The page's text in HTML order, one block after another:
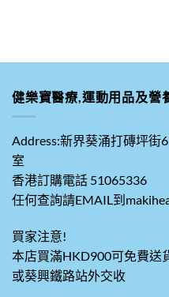
健樂寶醫療,運動用品及營
Address:新界葵涌打磚坪街
室
香港訂購電話 51065336
任何查詢請EMAIL到
買家注意!
本店買滿HKD900可免費送
或葵興鐵路站外交收